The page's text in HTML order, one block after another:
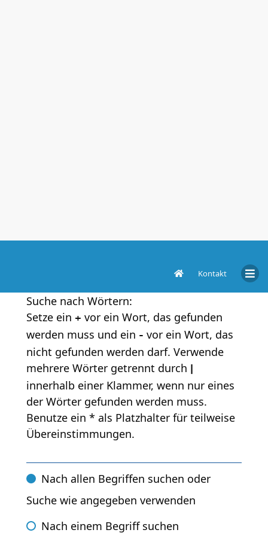
Kontakt
Suche nach Wörtern:
Setze ein + vor ein Wort, das gefunden
werden muss und ein - vor ein Wort, das
nicht gefunden werden darf. Verwende
mehrere Wörter getrennt durch
innerhalb einer Klammer, wenn nur eines
der Wörter gefunden werden muss.
Benutze ein * als Platzhalter für teilweise
Übereinstimmungen.
Nach allen Begriffen suchen oder
Suche wie angegeben verwenden
Nach einem Begriff suchen